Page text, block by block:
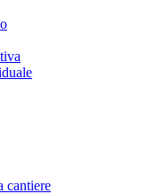
cantiere